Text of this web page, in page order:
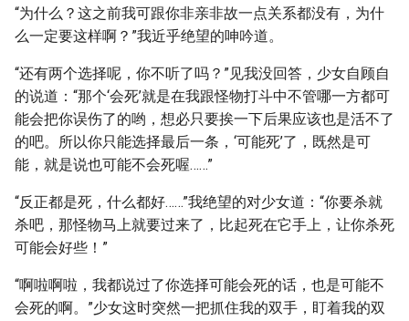
“为什么？这之前我可跟你非亲非故一点关系都没有，为什
么一定要这样啊？”我近乎绝望的呻吟道。
“还有两个选择呢，你不听了吗？”见我没回答，少女自顾自
的说道：“那个‘会死’就是在我跟怪物打斗中不管哪一方都可
能会把你误伤了的哟，想必只要挨一下后果应该也是活不了
的吧。所以你只能选择最后一条，‘可能死’了，既然是可
能，就是说也可能不会死喔……”
“反正都是死，什么都好……”我绝望的对少女道：“你要杀就
杀吧，那怪物马上就要过来了，比起死在它手上，让你杀死
可能会好些！”
“啊啦啊啦，我都说过了你选择可能会死的话，也是可能不
会死的啊。”少女这时突然一把抓住我的双手，盯着我的双